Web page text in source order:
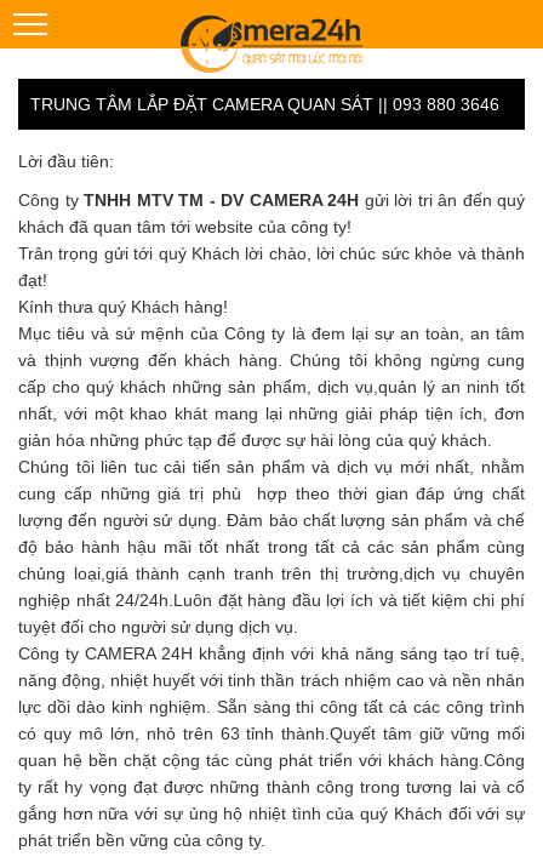
TRUNG TÂM LẮP ĐẶT CAMERA QUAN SÁT || 093 880 3646
Lời đầu tiên:
Công ty TNHH MTV TM - DV CAMERA 24H gửi lời tri ân đến quý
khách đã quan tâm tới website của công ty!
Trân trọng gửi tới quý Khách lời chào, lời chúc sức khỏe và thành
đạt!
Kính thưa quý Khách hàng!
Mục tiêu và sứ mệnh của Công ty là đem lại sự an toàn, an tâm
và thịnh vượng đến khách hàng. Chúng tôi không ngừng cung
cấp cho quý khách những sản phẩm, dịch vụ,quản lý an ninh tốt
nhất, với một khao khát mang lại những giải pháp tiện ích, đơn
giản hóa những phức tạp để được sự hài lòng của quý khách.
Chúng tôi liên tuc cải tiến sản phẩm và dịch vụ mới nhất, nhằm
cung cấp những giá trị phù hợp theo thời gian đáp ứng chất
lượng đến người sử dụng. Đảm bảo chất lượng sản phẩm và chế
độ bảo hành hậu mãi tốt nhất trong tất cả các sản phẩm cùng
chủng loại,giá thành cạnh tranh trên thị trường,dịch vụ chuyên
nghiệp nhất 24/24h.Luôn đặt hàng đầu lợi ích và tiết kiệm chi phí
tuyệt đối cho người sử dụng dịch vụ.
Công ty CAMERA 24H khẳng định với khả năng sáng tạo trí tuệ,
năng động, nhiệt huyết với tinh thần trách nhiệm cao và nền nhân
lực dồi dào kinh nghiệm. Sẵn sàng thi công tất cả các công trình
có quy mô lớn, nhỏ trên 63 tỉnh thành.Quyết tâm giữ vững mối
quan hệ bền chặt cộng tác cùng phát triển với khách hàng.Công
ty rất hy vọng đạt được những thành công trong tương lai và cố
gắng hơn nữa với sự ủng hộ nhiệt tình của quý Khách đối với sự
phát triển bền vững của công ty.